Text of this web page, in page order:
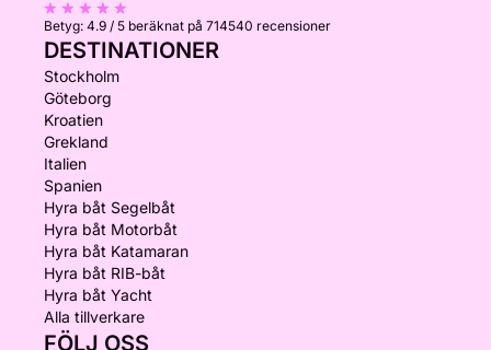
Betyg: 4.9 / 5 beräknat på 714540 recensioner
DESTINATIONER
Stockholm
Göteborg
Kroatien
Grekland
Italien
Spanien
Hyra båt Segelbåt
Hyra båt Motorbåt
Hyra båt Katamaran
Hyra båt RIB-båt
Hyra båt Yacht
Alla tillverkare
FÖLJ OSS